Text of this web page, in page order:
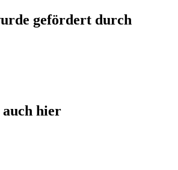
gefördert durch
auch hier